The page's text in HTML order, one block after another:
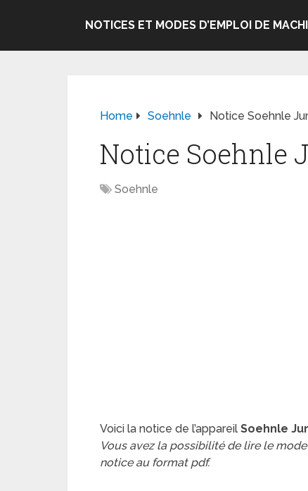
NOTICES ET MODES D’EMPLOI DE
Home Soehnle Notice Soehnle
Notice Soehnle
Soehnle
Voici la notice de l’appareil Soehnle
Vous avez la possibilité de lire le
notice au format pdf.